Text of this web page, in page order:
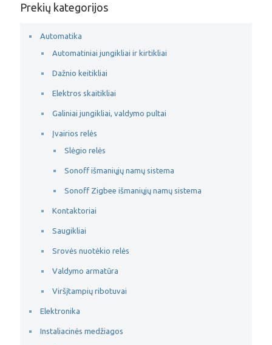
Prekių kategorijos
Automatika
Automatiniai jungikliai ir kirtikliai
Dažnio keitikliai
Elektros skaitikliai
Galiniai jungikliai, valdymo pultai
Įvairios relės
Slėgio relės
Sonoff išmaniųjų namų sistema
Sonoff Zigbee išmaniųjų namų sistema
Kontaktoriai
Saugikliai
Srovės nuotėkio relės
Valdymo armatūra
Viršįtampių ribotuvai
Elektronika
Instaliacinės medžiagos